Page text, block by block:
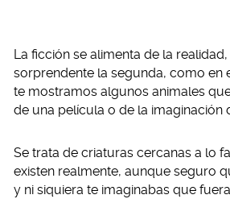
La ficción se alimenta de la
sorprendente la segunda, como en
te mostramos algunos animales
de una película o de la imaginación
Se trata de criaturas cercanas a lo
existen realmente, aunque seguro
y ni siquiera te imaginabas que